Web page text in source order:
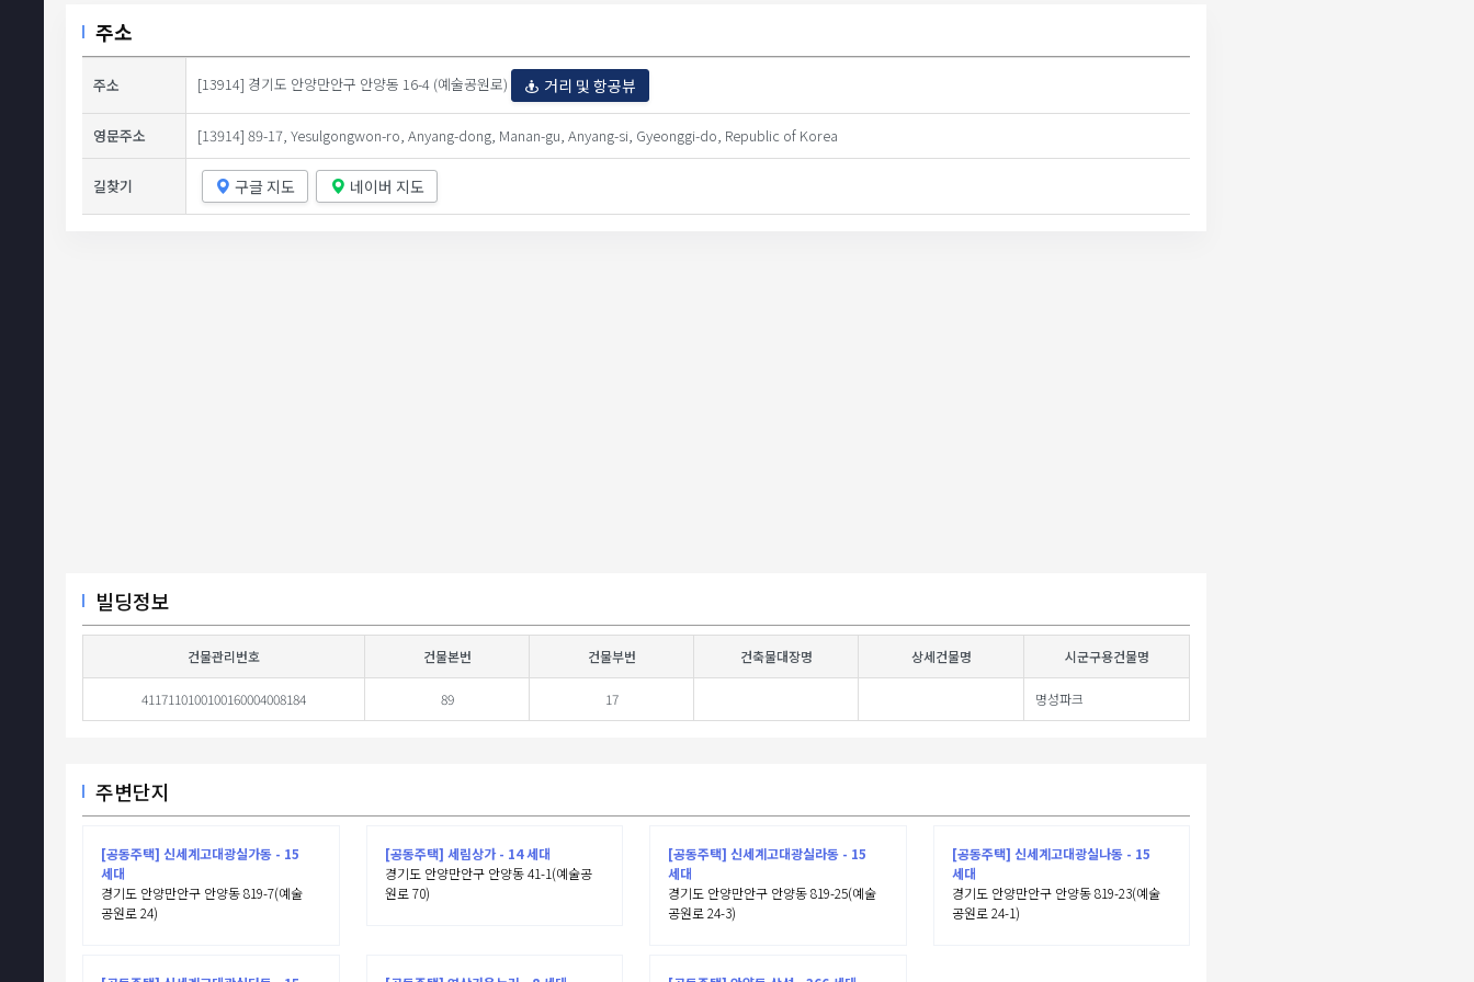
주소
주소 [13914] 경기도 안양만안구 안양동 16-4 (예술공원로) 거리 및 항공뷰
영문주소 [13914] 89-17, Yesulgongwon-ro, Anyang-dong, Manan-gu, Anyang-si, Gyeonggi-do, Republic of Korea
길찾기 구글 지도 네이버 지도
빌딩정보
건물관리번호 건물본번 건물부번 건축물대장명 상세건물명 시군구용건물명
4117110100100160004008184 89 17 명성파크
주변단지
[공동주택] 신세계고대광실가동 - 15
세대
경기도 안양만안구 안양동 819-7(예술
공원로 24)
[공동주택] 세림상가 - 14 세대
경기도 안양만안구 안양동 41-1(예술공
원로 70)
[공동주택] 신세계고대광실라동 - 15
세대
경기도 안양만안구 안양동 819-25(예술
공원로 24-3)
[공동주택] 신세계고대광실나동 - 15
세대
경기도 안양만안구 안양동 819-23(예술
공원로 24-1)